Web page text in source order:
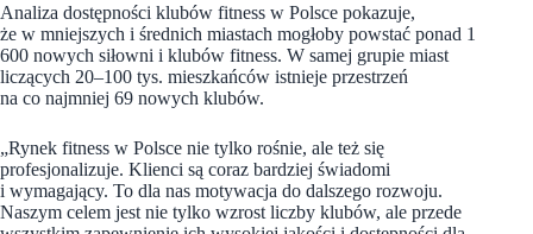
Analiza dostępności klubów fitness w Polsce pokazuje,
że w mniejszych i średnich miastach mogłoby powstać ponad 1
600 nowych siłowni i klubów fitness. W samej grupie miast
liczących 20–100 tys. mieszkańców istnieje przestrzeń
na co najmniej 69 nowych klubów.
„Rynek fitness w Polsce nie tylko rośnie, ale też się
profesjonalizuje. Klienci są coraz bardziej świadomi
i wymagający. To dla nas motywacja do dalszego rozwoju.
Naszym celem jest nie tylko wzrost liczby klubów, ale przede